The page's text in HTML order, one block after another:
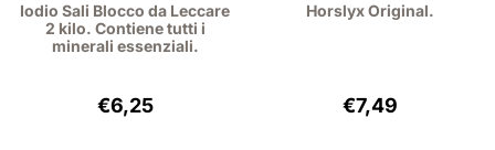
Iodio Sali Blocco da Leccare
2 kilo. Contiene tutti i
minerali essenziali.
Prezzo: 6,25, IVA esclusa: 5,73
€6,25
Horslyx Original.
Prezzo: 7,49,
€7,49